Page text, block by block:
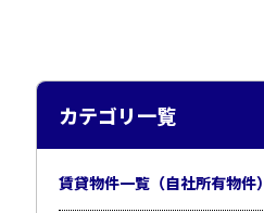
カテゴリ一覧
賃貸物件一覧（自社所有物件）